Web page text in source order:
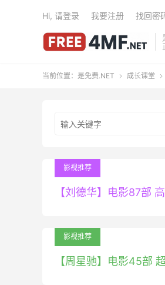
Hi, 请登录 我要注册 找回密
当前位置： 是免费.NET  成长课堂 
影视推荐
【刘德华】电影87部
影视推荐
【周星驰】电影45部